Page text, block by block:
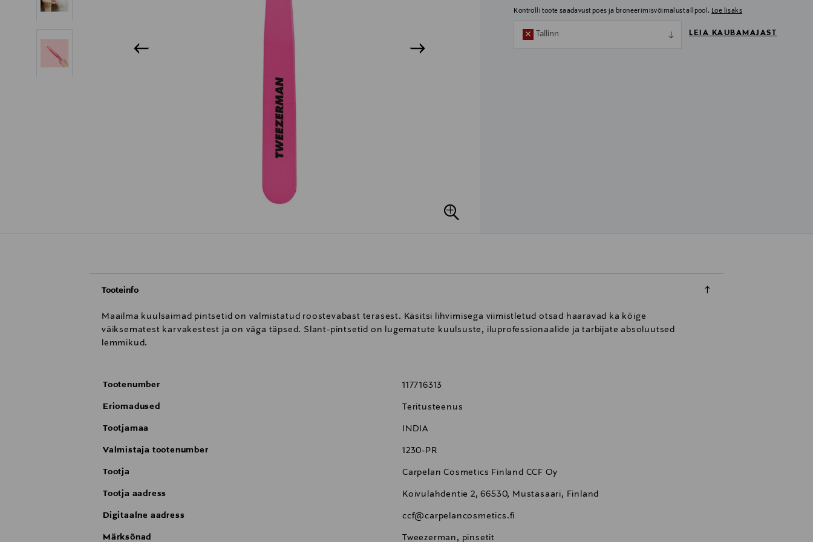
Kontrolli toote saadavust poes ja broneerimisvõimalust allpool. Loe lisaks
Tallinn LEIA KAUBAMAJAST
Tooteinfo
Maailma kuulsaimad pintsetid on valmistatud roostevabast terasest. Käsitsi lihvimisega viimistletud otsad haaravad ka kõige
väiksematest karvakestest ja on väga täpsed. Slant-pintsetid on lugematute kuulsuste, iluprofessionaalide ja tarbijate absoluutsed
lemmikud.
Tootenumber 117716313
Eriomadused Teritusteenus
Tootjamaa INDIA
Valmistaja tootenumber 1230-PR
Tootja Carpelan Cosmetics Finland CCF Oy
Tootja aadress Koivulahdentie 2, 66530, Mustasaari, Finland
Digitaalne aadress ccf@carpelancosmetics.fi
Märksõnad Tweezerman, pinsetit